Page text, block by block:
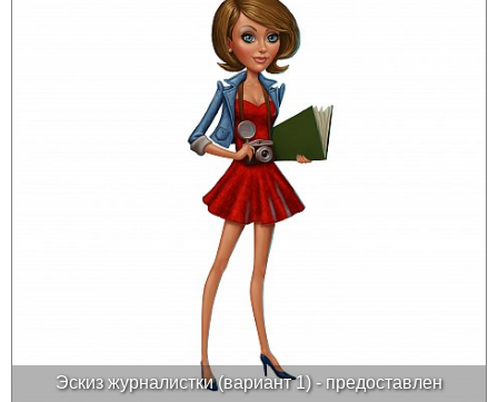
Эскиз журналистки (вариант 1) - предоставлен